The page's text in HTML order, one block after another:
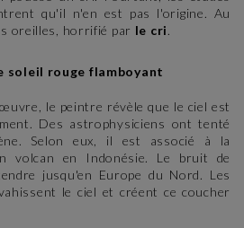
qu'il n'en est pas l'origine. Au
oreilles, horrifié par le cri.
soleil rouge flamboyant
le peintre révèle que le ciel est
Des astrophysiciens ont tenté
Selon eux, il est associé à la
volcan en Indonésie. Le bruit de
jusqu'en Europe du Nord. Les
le ciel et créent ce coucher